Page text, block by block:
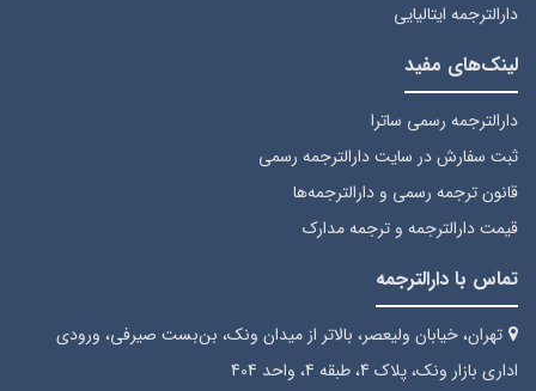
دارالترجمه ایتالیایی
لینک‌های مفید
دارالترجمه رسمی ساترا
ثبت سفارشدر سایت دارالترجمه رسمی
قانون ترجمه رسمی و دارالترجمه‌ها
قیمت دارالترجمه و ترجمه مدارک
تماس با دارالترجمه
تهران، خیابان ولیعصر، بالاتر از میدان ونک، بن‌بست صیرفی، ورودی
اداری بازار ونک، پلاک 4، طبقه 4، واحد 404